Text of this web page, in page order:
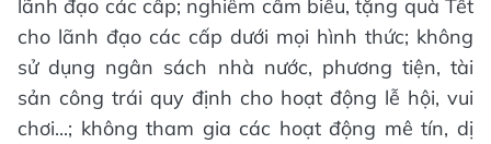
lãnh đạo các cấp; nghiêm cấm biếu, tặng quà Tết
cho lãnh đạo các cấp dưới mọi hình thức; không
sử dụng ngân sách nhà nước, phương tiện, tài
sản công trái quy định cho hoạt động lễ hội, vui
chơi...; không tham gia các hoạt động mê tín, dị